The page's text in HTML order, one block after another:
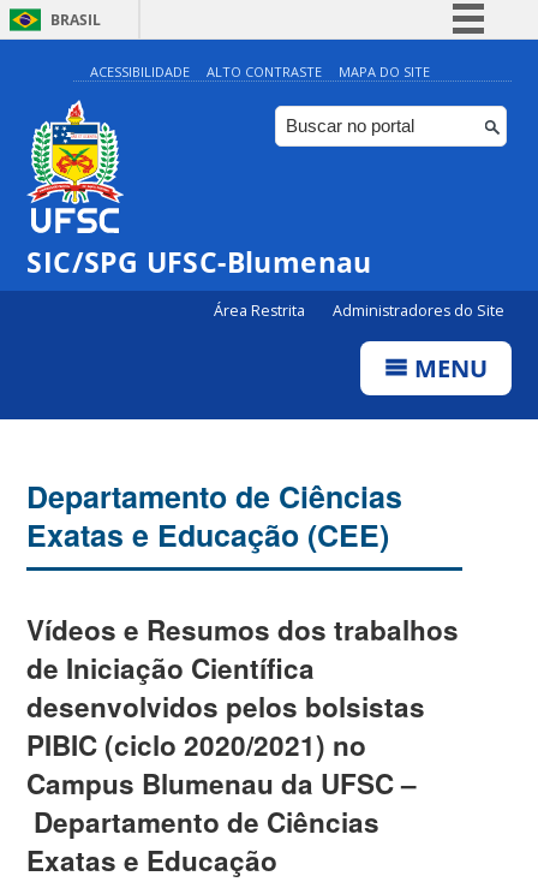
BRASIL
Simplifique!
Comunica BR
Participe
Canais
ACESSIBILIDADE ALTO CONTRASTE MAPA DO SITE
SIC/SPG UFSC-Blumenau
Área Restrita Administradores do Site
MENU
Departamento de Ciências
Exatas e Educação (CEE)
Vídeos e Resumos dos trabalhos
de Iniciação Científica
desenvolvidos pelos bolsistas
PIBIC (ciclo 2020/2021) no
Campus Blumenau da UFSC –
Departamento de Ciências
Exatas e Educação